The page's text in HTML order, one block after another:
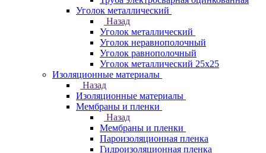
Уголок металлический
Назад
Уголок металлический
Уголок неравнополочный
Уголок равнополочный
Уголок металлический 25х25
Изоляционные материалы
Назад
Изоляционные материалы
Мембраны и пленки
Назад
Мембраны и пленки
Пароизоляционная пленка
Гидроизоляционная пленка